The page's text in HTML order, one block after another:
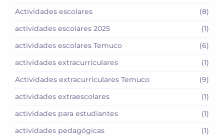
Actividades escolares
(8)
actividades escolares 2025
(1)
actividades escolares Temuco
(6)
actividades extracurriculares
(1)
Actividades extracurriculares Temuco
(9)
actividades extraescolares
(1)
actividades para estudiantes
(1)
actividades pedagógicas
(1)